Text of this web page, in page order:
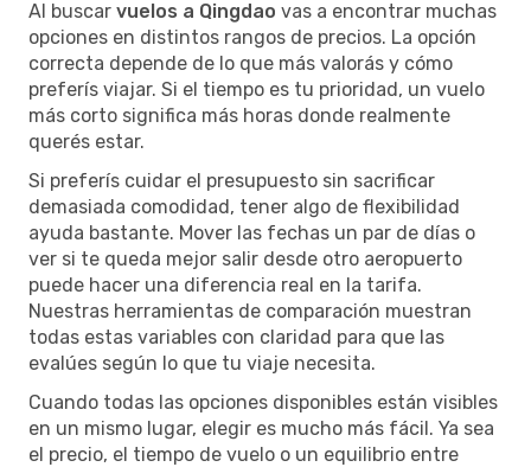
Al buscar vuelos a Qingdao vas a encontrar muchas
opciones en distintos rangos de precios. La opción
correcta depende de lo que más valorás y cómo
preferís viajar. Si el tiempo es tu prioridad, un vuelo
más corto significa más horas donde realmente
querés estar.
Si preferís cuidar el presupuesto sin sacrificar
demasiada comodidad, tener algo de flexibilidad
ayuda bastante. Mover las fechas un par de días o
ver si te queda mejor salir desde otro aeropuerto
puede hacer una diferencia real en la tarifa.
Nuestras herramientas de comparación muestran
todas estas variables con claridad para que las
evalúes según lo que tu viaje necesita.
Cuando todas las opciones disponibles están visibles
en un mismo lugar, elegir es mucho más fácil. Ya sea
el precio, el tiempo de vuelo o un equilibrio entre